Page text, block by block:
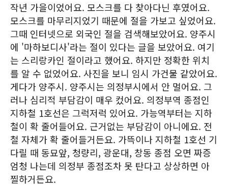
작년 가을이었어요. 모스크를 다 찾아다닌 후였어요.
모스크를 마무리지었기 때문에 절을 가보고 싶었어요.
그때 인터넷으로 외국인 절을 검색해보았어요. 양주시
에 '마하보디사'라는 절이 있다는 글을 보았어요. 여기
는 스리랑카인 절이라고 했어요. 하지만 정확한 위치
를 알 수 없었어요. 사진을 보니 임시 가건물 같았어요.
게다가 양주시. 양주시는 의정부시에서 안 멀어요. 그
러나 심리적 부담감이 매우 컸어요. 의정부역 종점인
지하철 1호선은 그럭저럭 있어요. 가능역부터는 지하
철이 확 줄어들어요. 근거없는 부담감이 아니에요. 전
철 자체가 확 줄어들거든요. 가뜩이나 지하철 1호선 기
다릴 때 동묘앞, 청량리, 광운대, 창동 종점 오면 짜증
엄청 나는데 의정부 종점조차 못 탄다고 상상하면 아
찔하거든요.